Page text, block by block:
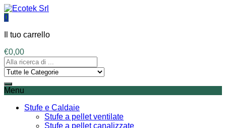
0
Il tuo carrello
€0,00
Menu
Stufe e Caldaie
Stufe a pellet ventilate
Stufe a pellet canalizzate